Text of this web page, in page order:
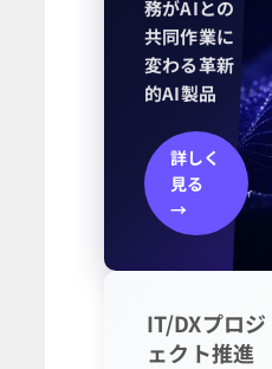
務がAIとの
共同作業に
変わる革新
的AI製品
詳しく
見る
→
IT/DXプロジ
ェクト推進